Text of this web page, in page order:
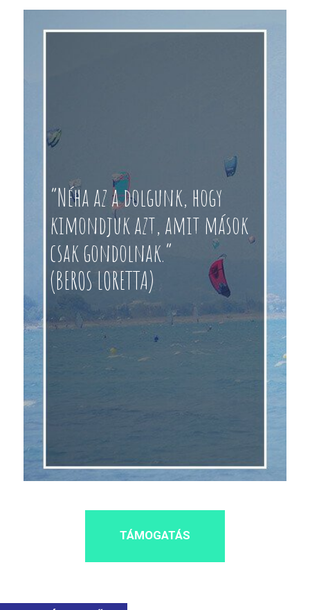
“Néha az a dolgunk, hogy
kimondjuk azt, amit mások
csak gondolnak.”
(BEROS LORETTA)
TÁMOGATÁS